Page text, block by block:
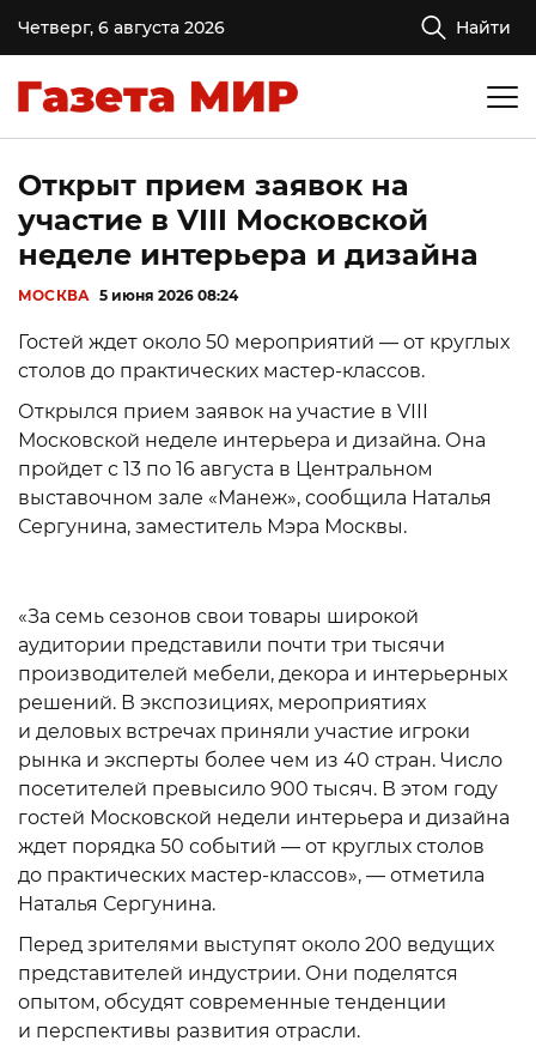
Четверг, 6 августа 2026 Найти
Открыт прием заявок на
участие в VIII Московской
неделе интерьера и дизайна
МОСКВА 5 июня 2026 08:24
Гостей ждет около 50 мероприятий — от круглых
столов до практических мастер-классов.
Открылся прием заявок на участие в VIII
Московской неделе интерьера и дизайна. Она
пройдет с 13 по 16 августа в Центральном
выставочном зале «Манеж», сообщила Наталья
Сергунина, заместитель Мэра Москвы.
«За семь сезонов свои товары широкой
аудитории представили почти три тысячи
производителей мебели, декора и интерьерных
решений. В экспозициях, мероприятиях
и деловых встречах приняли участие игроки
рынка и эксперты более чем из 40 стран. Число
посетителей превысило 900 тысяч. В этом году
гостей Московской недели интерьера и дизайна
ждет порядка 50 событий — от круглых столов
до практических мастер-классов», — отметила
Наталья Сергунина.
Перед зрителями выступят около 200 ведущих
представителей индустрии. Они поделятся
опытом, обсудят современные тенденции
и перспективы развития отрасли.